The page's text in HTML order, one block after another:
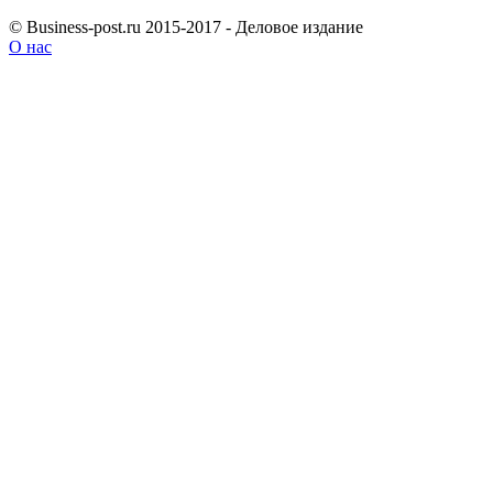
© Business-post.ru 2015-2017 - Деловое издание
О нас